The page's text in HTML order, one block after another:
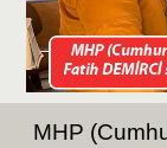
MHP